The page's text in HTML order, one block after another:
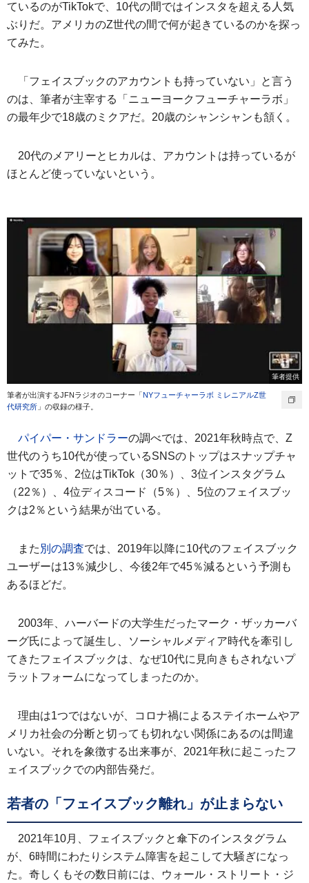
ているのがTikTokで、10代の間ではインスタを超える人気
ぶりだ。アメリカのZ世代の間で何が起きているのかを探っ
てみた。
「フェイスブックのアカウントも持っていない」と言う
のは、筆者が主宰する「ニューヨークフューチャーラボ」
の最年少で18歳のミクアだ。20歳のシャンシャンも頷く。
20代のメアリーとヒカルは、アカウントは持っているが
ほとんど使っていないという。
筆者提供
筆者が出演するJFNラジオのコーナー「NYフューチャーラボ ミレニアルZ世
代研究所 」の収録の様子。
パイパー・サンドラーの調べでは、2021年秋時点で、Z
世代のうち10代が使っているSNSのトップはスナップチャ
ットで35％、2位はTikTok（30％）、3位インスタグラム
（22％）、4位ディスコード（5％）、5位のフェイスブッ
クは2％という結果が出ている。
また 別の調査では、2019年以降に10代のフェイスブック
ユーザーは13％減少し、今後2年で45％減るという予測も
あるほどだ。
2003年、ハーバードの大学生だったマーク・ザッカーバ
ーグ氏によって誕生し、ソーシャルメディア時代を牽引し
てきたフェイスブックは、なぜ10代に見向きもされないプ
ラットフォームになってしまったのか。
理由は1つではないが、コロナ禍によるステイホームやア
メリカ社会の分断と切っても切れない関係にあるのは間違
いない。それを象徴する出来事が、2021年秋に起こったフ
ェイスブックでの内部告発だ。
若者の「フェイスブック離れ」が止まらない
2021年10月、フェイスブックと傘下のインスタグラム
が、6時間にわたりシステム障害を起こして大騒ぎになっ
た。奇しくもその数日前には、ウォール・ストリート・ジ